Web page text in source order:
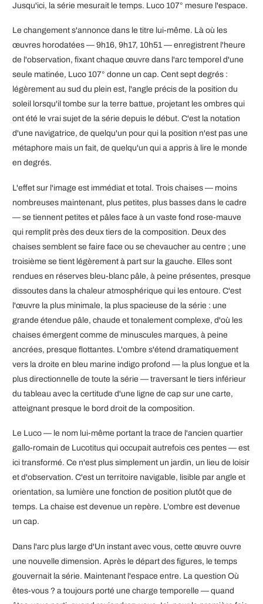
Jusqu'ici, la série mesurait le temps. Luco 107° mesure l'espace.
Le changement s'annonce dans le titre lui-même. Là où les
œuvres horodatées — 9h16, 9h17, 10h51 — enregistrent l'heure
de l'observation, fixant chaque œuvre dans l'arc temporel d'une
seule matinée, Luco 107° donne un cap. Cent sept degrés :
légèrement au sud du plein est, l'angle précis de la position du
soleil lorsqu'il tombe sur la terre battue, projetant les ombres qui
ont été le vrai sujet de la série depuis le début. C'est la notation
d'une navigatrice, de quelqu'un pour qui la position n'est pas une
métaphore mais un fait, de quelqu'un qui a appris à lire le monde
en degrés.
L'effet sur l'image est immédiat et total. Trois chaises — moins
nombreuses maintenant, plus petites, plus basses dans le cadre
— se tiennent petites et pâles face à un vaste fond rose-mauve
qui remplit près des deux tiers de la composition. Deux des
chaises semblent se faire face ou se chevaucher au centre ; une
troisième se tient légèrement à part sur la gauche. Elles sont
rendues en réserves bleu-blanc pâle, à peine présentes, presque
dissoutes dans la chaleur atmosphérique qui les entoure. C'est
l'œuvre la plus minimale, la plus spacieuse de la série : une
grande étendue pâle, chaude et tonalement complexe, d'où les
chaises émergent comme de minuscules marques, à peine
ancrées, presque flottantes. L'ombre s'étend dramatiquement
vers la droite en bleu marine indigo profond — la plus longue et la
plus directionnelle de toute la série — traversant le tiers inférieur
du tableau avec la certitude d'une ligne de cap sur une carte,
atteignant presque le bord droit de la composition.
Le Luco — le nom lui-même portant la trace de l'ancien quartier
gallo-romain de Lucotitus qui occupait autrefois ces pentes — est
ici transformé. Ce n'est plus simplement un jardin, un lieu de loisir
et d'observation. C'est un territoire navigable, lisible par angle et
orientation, sa lumière une fonction de position plutôt que de
temps. La chaise est devenue un repère. L'ombre est devenue
un cap.
Dans l'arc plus large d'Un instant avec vous, cette œuvre ouvre
une nouvelle dimension. Après le départ des figures, le temps
gouvernait la série. Maintenant l'espace entre. La question Où
êtes-vous ? a toujours porté une charge temporelle — quand